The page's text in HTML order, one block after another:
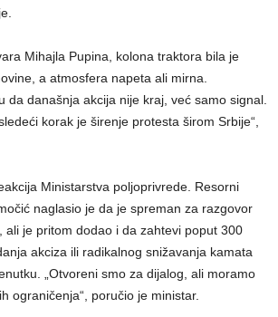
Mihajla Pupina, kolona traktora bila je
a atmosfera napeta ali mirna.
da današnja akcija nije kraj, već samo signal.
korak je širenje protesta širom Srbije“,
Ministarstva poljoprivrede. Resorni
naglasio je da je spreman za razgovor
ali je pritom dodao i da zahtevi poput 300
akciza ili radikalnog snižavanja kamata
„Otvoreni smo za dijalog, ali moramo
ograničenja“, poručio je ministar.